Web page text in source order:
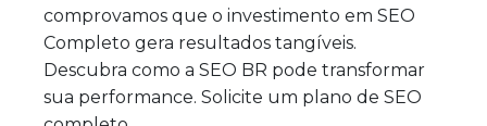
comprovamos que o investimento em SEO
Completo gera resultados tangíveis.
Descubra como a SEO BR pode transformar
sua performance. Solicite um plano de SEO